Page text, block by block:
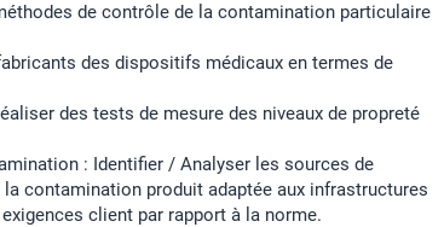
de contrôle de la contamination particulaire
des dispositifs médicaux en termes de
des tests de mesure des niveaux de propreté
: Identifier / Analyser les sources de
contamination produit adaptée aux infrastructures
client par rapport à la norme.